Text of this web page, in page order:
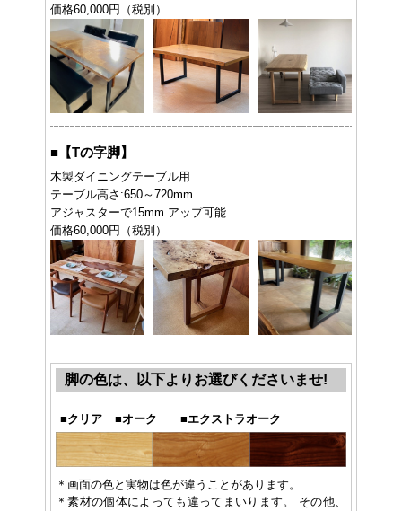
価格60,000円（税別）
■ 【Tの字脚】
木製ダイニングテーブル用
テーブル高さ:650～720mm
アジャスターで15mm アップ可能
価格60,000円（税別）
脚の色は、以下よりお選びくださいませ!
■クリア ■オーク ■エクストラオーク
＊画面の色と実物は色が違うことがあります。
＊素材の個体によっても違ってまいります。 その他、